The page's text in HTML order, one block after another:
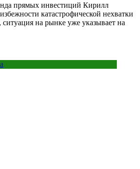
прямых инвестиций Кирилл
катастрофической нехватки
на рынке уже указывает на